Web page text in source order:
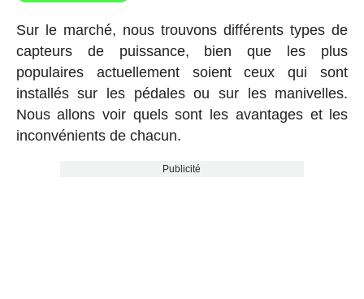
Sur le marché, nous trouvons différents types de
capteurs de puissance, bien que les plus
populaires actuellement soient ceux qui sont
installés sur les pédales ou sur les manivelles.
Nous allons voir quels sont les avantages et les
inconvénients de chacun.
Publicité